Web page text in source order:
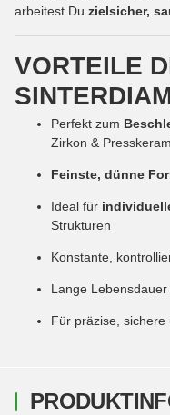
arbeitest Du zielsicher,
VORTEILE
Perfekt zum
Zirkon &
Feinste, dünne
Ideal für
Strukturen
Konstante,
Lange
Für präzise,